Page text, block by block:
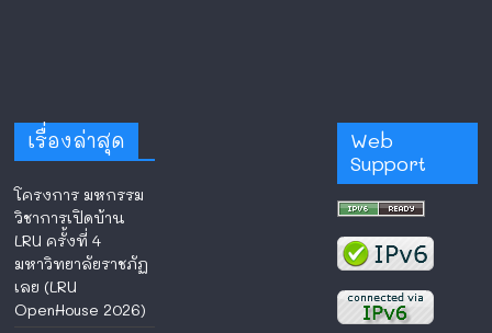
เรื่องล่าสุด
โครงการ มหกรรม
วิชาการเปิดบ้าน
LRU ครั้งที่ 4
มหาวิทยาลัยราชภัฏ
เลย (LRU
OpenHouse 2026)
Web
Support